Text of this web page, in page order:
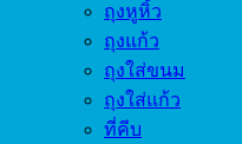
ถุงหูหิ้ว
ถุงแก้ว
ถุงใส่ขนม
ถุงใส่แก้ว
ที่คีบ